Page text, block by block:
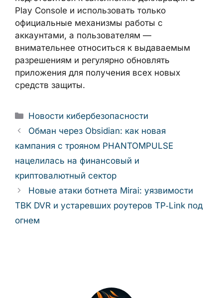
получают больший контроль над
контактами и геолокацией, бизнес — более
защищённый канал распространения
приложений и рекламы, а
злоумышленникам становится сложнее
масштабировать атаки. Разработчикам
стоит уже сейчас оптимизировать запросы
деклараций в Play Console и использовать
только официальные механизмы работы с
аккаунтами, а пользователям —
внимательнее относиться к выдаваемым
разрешениям и регулярно обновлять
приложения для получения всех новых
средств защиты.
Рубрики
Новые атаки ботнета Mirai: уязвимости